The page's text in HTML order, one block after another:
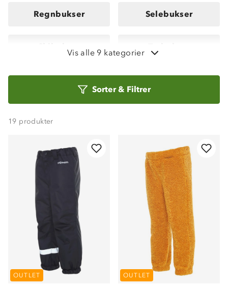
Regnbukser Selebukser
Vis alle 9 kategorier
Sorter& Filtrer
19 produkter
OUTLET OUTLET